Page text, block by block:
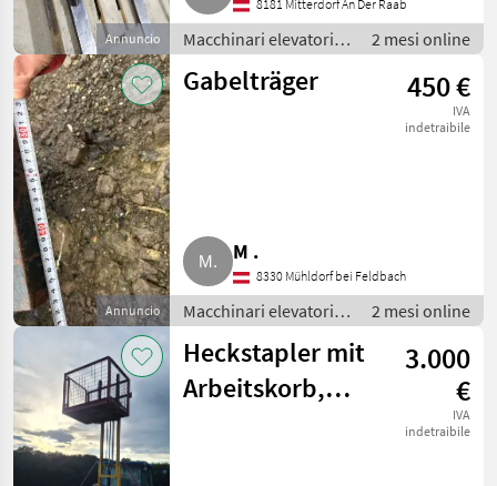
Annuncio
8181 Mitterdorf An Der Raab
Macchinari elevatori e
per magazzino /
Carrelli elevatori
2 mesi online
Annuncio
Gabelträger 450 €
IVA
indetraibile
M .
8330 Mühldorf bei Feldbach
Macchinari elevatori e
per magazzino /
Carrelli elevatori
2 mesi online
Heckstapler mit
Arbeitskorb,
3.000
€
IVA
indetraibile